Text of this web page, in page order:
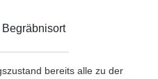
Begräbnisort
bereits alle zu der